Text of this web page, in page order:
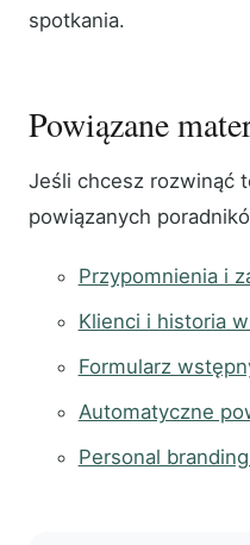
spotkania.
Powiązane
Jeśli chcesz rozwinąć
powiązanych
Przypomnienia i
Klienci i historia
Formularz
Automatyczne
Personal